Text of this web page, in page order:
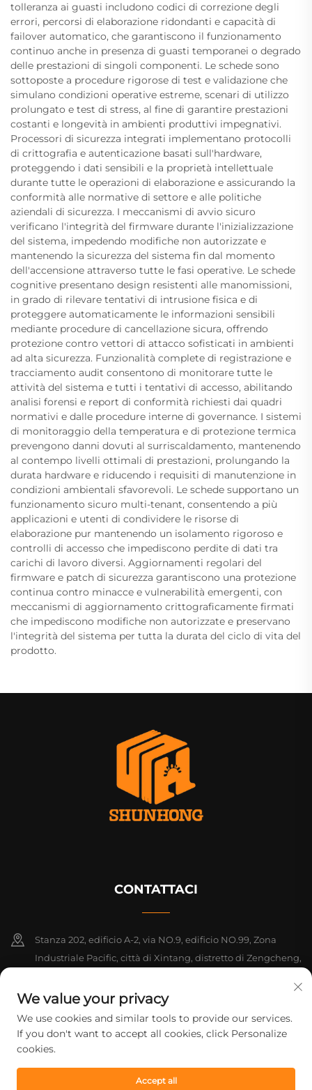
tolleranza ai guasti includono codici di correzione degli
errori, percorsi di elaborazione ridondanti e capacità di
failover automatico, che garantiscono il funzionamento
continuo anche in presenza di guasti temporanei o degrado
delle prestazioni di singoli componenti. Le schede sono
sottoposte a procedure rigorose di test e validazione che
simulano condizioni operative estreme, scenari di utilizzo
prolungato e test di stress, al fine di garantire prestazioni
costanti e longevità in ambienti produttivi impegnativi.
Processori di sicurezza integrati implementano protocolli
di crittografia e autenticazione basati sull'hardware,
proteggendo i dati sensibili e la proprietà intellettuale
durante tutte le operazioni di elaborazione e assicurando la
conformità alle normative di settore e alle politiche
aziendali di sicurezza. I meccanismi di avvio sicuro
verificano l'integrità del firmware durante l'inizializzazione
del sistema, impedendo modifiche non autorizzate e
mantenendo la sicurezza del sistema fin dal momento
dell'accensione attraverso tutte le fasi operative. Le schede
cognitive presentano design resistenti alle manomissioni,
in grado di rilevare tentativi di intrusione fisica e di
proteggere automaticamente le informazioni sensibili
mediante procedure di cancellazione sicura, offrendo
protezione contro vettori di attacco sofisticati in ambienti
ad alta sicurezza. Funzionalità complete di registrazione e
tracciamento audit consentono di monitorare tutte le
attività del sistema e tutti i tentativi di accesso, abilitando
analisi forensi e report di conformità richiesti dai quadri
normativi e dalle procedure interne di governance. I sistemi
di monitoraggio della temperatura e di protezione termica
prevengono danni dovuti al surriscaldamento, mantenendo
al contempo livelli ottimali di prestazioni, prolungando la
durata hardware e riducendo i requisiti di manutenzione in
condizioni ambientali sfavorevoli. Le schede supportano un
funzionamento sicuro multi-tenant, consentendo a più
applicazioni e utenti di condividere le risorse di
elaborazione pur mantenendo un isolamento rigoroso e
controlli di accesso che impediscono perdite di dati tra
carichi di lavoro diversi. Aggiornamenti regolari del
firmware e patch di sicurezza garantiscono una protezione
continua contro minacce e vulnerabilità emergenti, con
meccanismi di aggiornamento crittograficamente firmati
che impediscono modifiche non autorizzate e preservano
l'integrità del sistema per tutta la durata del ciclo di vita del
prodotto.
CONTATTACI
Stanza 202, edificio A-2, via NO.9, edificio NO.99, Zona
Industriale Pacific, città di Xintang, distretto di Zengcheng,
+86-18925142858
[email protected]
Diritti d'autore © 2026 Guangzhou Shunhong Printing Co., Ltd. Tutti
We value your privacy
We use cookies and similar tools to provide our services.
If you don't want to accept all cookies, click Personalize
cookies.
Accept all